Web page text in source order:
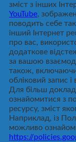
зміст з інших
YouTube,
поводить себе
інший Інтернет
про вас,
додаткове
за вашою
також, включаючи
обліковий запис
Для більш
ознайомитися з
ресурсу, зміст
Наприклад, із
можливо
https://